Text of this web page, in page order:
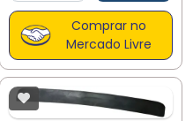
Comprar no
Mercado Livre